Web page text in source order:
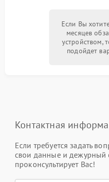
Если Вы
месяцев
устройством,
подойдет
Контактная
Если требуется задать
свои данные и дежурный
проконсультирует Вас!